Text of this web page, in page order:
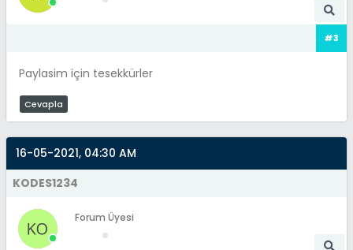
#3
Paylasim için tesekkürler
Cevapla
16-05-2021, 04:30 AM
KODES1234
Forum Üyesi